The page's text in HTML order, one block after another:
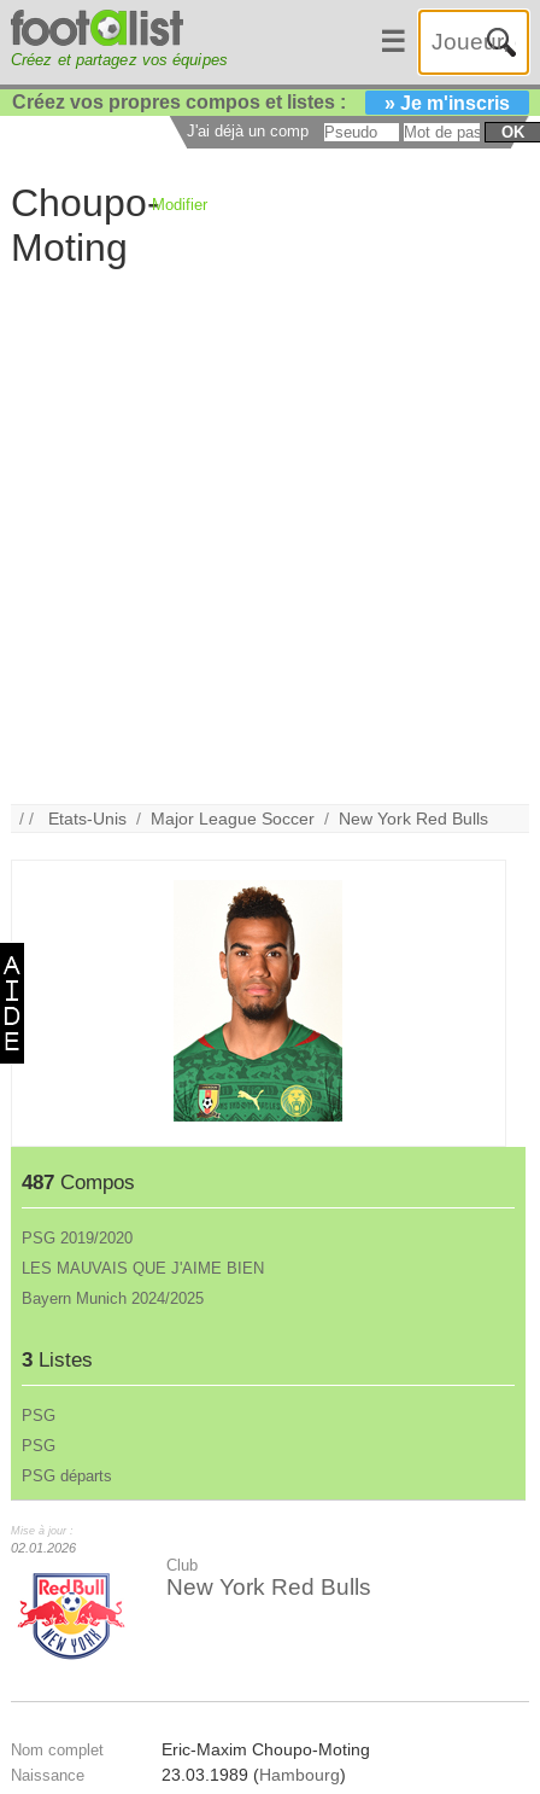
Créez et partagez vos équipes
☰
Créez vos propres compos et listes : » Je m'inscris
J'ai déjà un compte : OK
Choupo-
Moting
Modifier
/ / Etats-Unis / Major League Soccer / New York Red Bulls
487 Compos
PSG 2019/2020
LES MAUVAIS QUE J'AIME BIEN
Bayern Munich 2024/2025
3 Listes
PSG
PSG
PSG départs
Mise à jour :
02.01.2026
Club
New York Red Bulls
Nom complet Eric-Maxim Choupo-Moting
Naissance 23.03.1989 (Hambourg)